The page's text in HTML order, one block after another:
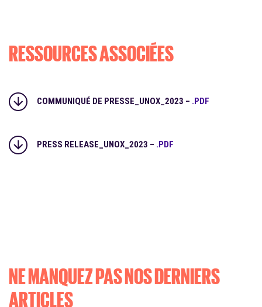
RESSOURCES ASSOCIÉES
COMMUNIQUÉ DE PRESSE_UNOX_2023 – .PDF
PRESS RELEASE_UNOX_2023 – .PDF
NE MANQUEZ PAS NOS DERNIERS
ARTICLES